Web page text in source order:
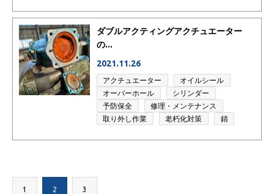
ダブルアクティングアクチュエーター
の...
2021.11.26
アクチュエーター
オイルシール
オーバーホール
シリンダー
予防保全
修理・メンテナンス
取り外し作業
老朽化対策 錆
1 2 3